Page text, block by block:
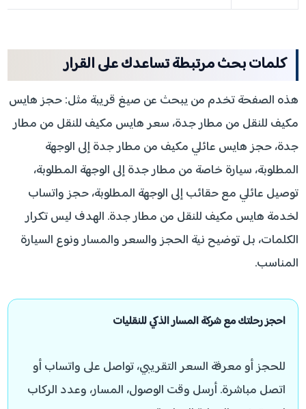
كلمات بحث مرتبطة تساعدك على القرار
هذه الصفحة تخدم من يبحث عن صيغ قريبة مثل: حجز هايس
مكيف للنقل من مطار جدة، سعر هايس مكيف للنقل من مطار
جدة، حجز هايس عائلي مكيف من مطار جدة إلى الوجهة
المطلوبة، سيارة خاصة من مطار جدة إلى الوجهة المطلوبة،
توصيل عائلي مع حقائب إلى الوجهة المطلوبة، حجز واتساب
لخدمة هايس مكيف للنقل من مطار جدة. الهدف ليس تكرار
الكلمات، بل توضيح نية الحجز والسعر والمسار ونوع السيارة
المناسب.
احجز رحلتك مع شركة المسار الذكي للنقليات
للحجز أو معرفة السعر التقريبي، تواصل على واتساب أو
اتصل مباشرة. أرسل وقت الوصول، المسار، وعدد الركاب